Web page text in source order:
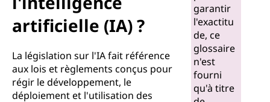
artificielle (IA) ?
La législation sur l'IA fait référence
aux lois et règlements conçus pour
régir le développement, le
déploiement et l'utilisation des
garantir
l'exactitu
de, ce
glossaire
n'est
fourni
qu'à titre